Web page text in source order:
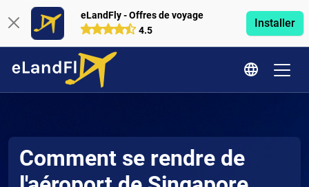
eLandFly - Offres de voyage
4.5
Installer
Comment se rendre de